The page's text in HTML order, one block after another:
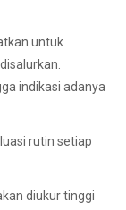
untuk
indikasi adanya
rutin setiap
diukur tinggi